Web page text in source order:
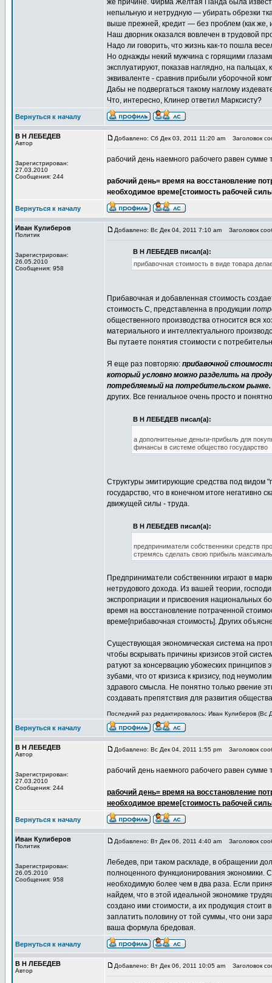
же причине. Фирма Желтая Панда была
непыльную и нетрудную — убирать обрезки
выше прежней, кредит — без проблем (как же,
Наш дворник оказался вовлечен в трудовой
Надо ли говорить, что жизнь как-то пошла
Но однажды некий мужчина с горящими
эксплуатируют, показав наглядно, на
эквиваленте - сравнив прибыли уборочной
Дабы не подвергаться такому наглому
Что, интересно, Клинер ответил Марксисту?
Вернуться к началу
В Н ЛЕБЕДЕВ
Автор
Зарегистрирован:
27.03.2010
Сообщения: 244
Добавлено: Сб Дек 03, 2011 11:20 am Заголовок
рабочий день наемного рабочего равен сумме
рабочий день= время на восстановление
необходимое време[стоимость рабочей
Вернуться к началу
Иван Кулиберов
Политик
Зарегистрирован:
26.05.2010
Сообщения: 958
Добавлено: Вс Дек 04, 2011 7:10 am Заголовок
В Н ЛЕБЕДЕВ писал(а):
прибавочная стоимость в виде товара
Прибавочная и добавленная стоимость
стоимость С, представленна в продукции
общественного производства относится вся
материального и интеллектуального
Вы путаете понятия стоимости с
Я еще раз повторяю: прибавочной
который условно можно разделить на
потребляемый на потребительском рынке.
других. Все гениальное очень просто и
В Н ЛЕБЕДЕВ писал(а):
а дополнитеьные деньги-прибыль для
финансы в системе общество государство
Структуры эмитирующие средства под видом
государство, что в конечном итоге негативно
движущей силы - труда.
В Н ЛЕБЕДЕВ писал(а):
предприниматели собственники средств
стремясь сделать свою прибыль
Предприниматели собственники играют в
нетрудового дохода. Из вашей теории,
экспроприации и присвоения национальных
время на восстановление потраченной
време[прибавочная стоимость]. Других
Существующая экономическая система на
чтобы вскрывать причины кризисов этой
ратуют за консервацию убожеских принципов
зубами, что от кризиса к кризису, под
здравого смысла. Не понятно только рвение
создавать препятствия для развития
Последний раз редактировалось: Иван Кулиберов (Вс
Вернуться к началу
В Н ЛЕБЕДЕВ
Автор
Зарегистрирован:
27.03.2010
Сообщения: 244
Добавлено: Вс Дек 04, 2011 1:55 pm Заголовок
рабочий день наемного рабочего равен сумме
рабочий день= время на восстановление
необходимое време[стоимость рабочей
Вернуться к началу
Иван Кулиберов
Политик
Зарегистрирован:
26.05.2010
Сообщения: 958
Добавлено: Вт Дек 06, 2011 4:40 am Заголовок
Лебедев, при таком раскладе, в обращении
полноценного функционирования экономики.
необходимую более чем в два раза. Если
найдем, что в этой идеальной экономике
создано ими стоимости, а их продукция
заплатить половину от той суммы, что они
ваша формула бредовая.
Вернуться к началу
В Н ЛЕБЕДЕВ
Автор
Добавлено: Вт Дек 06, 2011 10:05 am Заголовок